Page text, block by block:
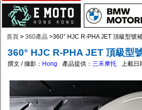
首頁 > 360產品 >360° HJC R-PHA JET 頂級型號
360° HJC R-PHA JET 頂級型
撰文 / 攝影： Hong 產品提供： 三禾摩托 上載日